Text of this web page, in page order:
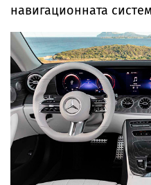
навигационната